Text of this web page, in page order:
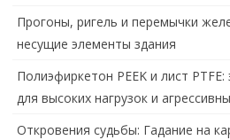
Прогоны, ригель и перемычки
несущие элементы здания
Полиэфиркетон PEEK и лист
для высоких нагрузок и
Откровения судьбы: Гадание на